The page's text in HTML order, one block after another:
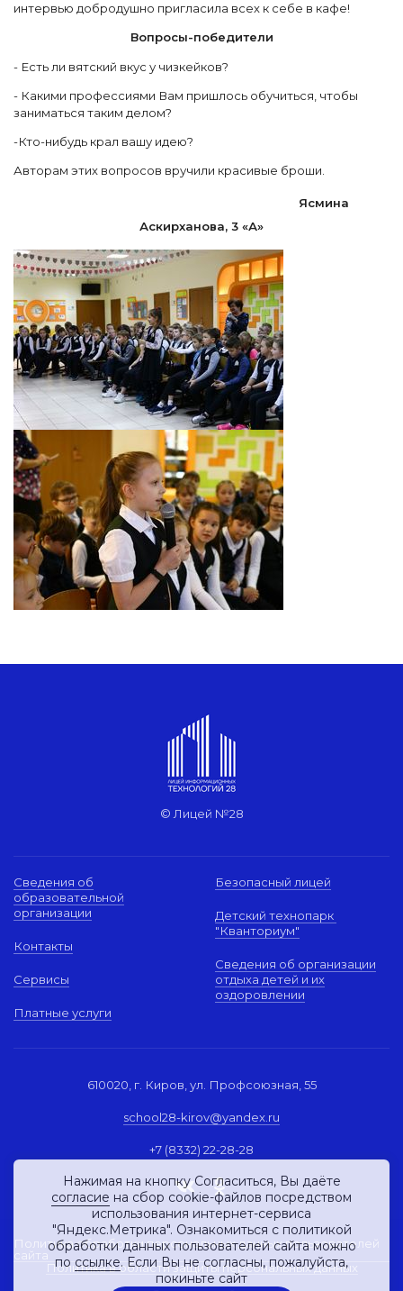
интервью добродушно пригласила всех к себе в кафе!
Вопросы-победители
- Есть ли вятский вкус у чизкейков?
­- Какими профессиями Вам пришлось обучиться, чтобы
заниматься таким делом?
-Кто-нибудь крал вашу идею?
Авторам этих вопросов вручили красивые броши.
Ясмина
Аскирханова, 3 «А»
© Лицей №28
Сведения об
образовательной
организации
Контакты
Сервисы
Платные услуги
Безопасный лицей
Детский технопарк
"Кванториум"
Сведения об организации
отдыха детей и их
оздоровлении
610020, г. Киров, ул. Профсоюзная, 55
school28-kirov@yandex.ru
+7 (8332) 22-28-28
Политика обработки персональных данных пользователей
сайта
Политика в области защиты персональных данных
Нажимая на кнопку Согласиться, Вы даёте
согласие на сбор cookie-файлов посредством
использования интернет-сервиса
"Яндекс.Метрика". Ознакомиться с политикой
обработки данных пользователей сайта можно
поссылке. Если Вы не согласны, пожалуйста,
покиньте сайт